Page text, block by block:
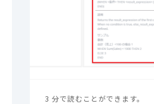
3 分で読むことができます。